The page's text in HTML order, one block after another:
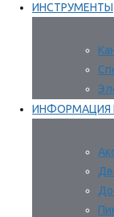
ИНСТРУМЕНТЫ
ИНФОРМАЦИЯ